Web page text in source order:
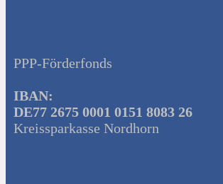
PPP-Förderfonds
IBAN:
DE77 2675 0001 0151 8083 26
Kreissparkasse Nordhorn